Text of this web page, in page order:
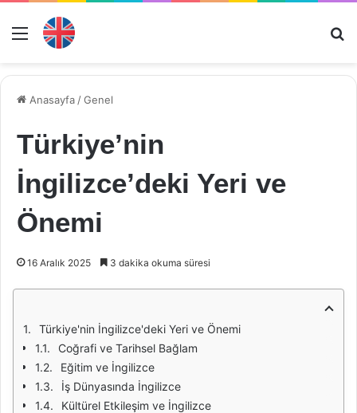
Menü
Anasayfa /Genel
Türkiye’nin
İngilizce’deki Yeri ve
Önemi
16 Aralık 2025 3 dakika okuma süresi
Türkiye'nin İngilizce'deki Yeri ve Önemi
Coğrafi ve Tarihsel Bağlam
Eğitim ve İngilizce
İş Dünyasında İngilizce
Kültürel Etkileşim ve İngilizce